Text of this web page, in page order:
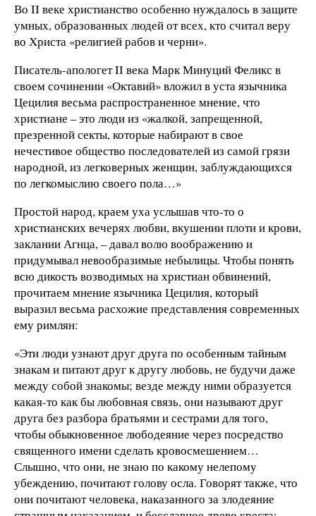
Во II веке христианство особенно нуждалось в защите
умных, образованных людей от всех, кто считал веру
во Христа «религией рабов и черни».
Писатель-апологет II века Марк Минуций Феликс в
своем сочинении «Октавий» вложил в уста язычника
Цецилия весьма распространенное мнение, что
христиане – это люди из «жалкой, запрещенной,
презренной секты, которые набирают в свое
нечестивое общество последователей из самой грязи
народной, из легковерных женщин, заблуждающихся
по легкомыслию своего пола…»
Простой народ, краем уха услышав что-то о
христианских вечерях любви, вкушении плоти и крови,
заклании Агнца, – давал волю воображению и
придумывал невообразимые небылицы. Чтобы понять
всю дикость возводимых на христиан обвинений,
прочитаем мнение язычника Цецилия, который
выразил весьма расхожие представления современных
ему римлян:
«Эти люди узнают друг друга по особенным тайным
знакам и питают друг к другу любовь, не будучи даже
между собой знакомы; везде между ними образуется
какая-то как бы любовная связь, они называют друг
друга без разбора братьями и сестрами для того,
чтобы обыкновенное любодеяние через посредство
священного имени сделать кровосмешением…
Слышно, что они, не знаю по какому нелепому
убеждению, почитают голову осла. Говорят также, что
они почитают человека, наказанного за злодеяние